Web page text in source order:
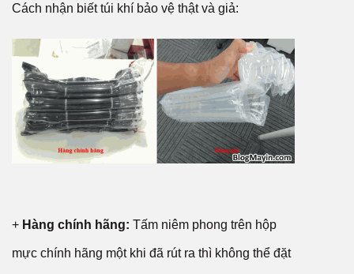
Cách nhận biết túi khí bảo vệ thật và giả:
+ Hàng chính hãng: Tấm niêm phong trên hộp
mực chính hãng một khi đã rút ra thì không thể đặt